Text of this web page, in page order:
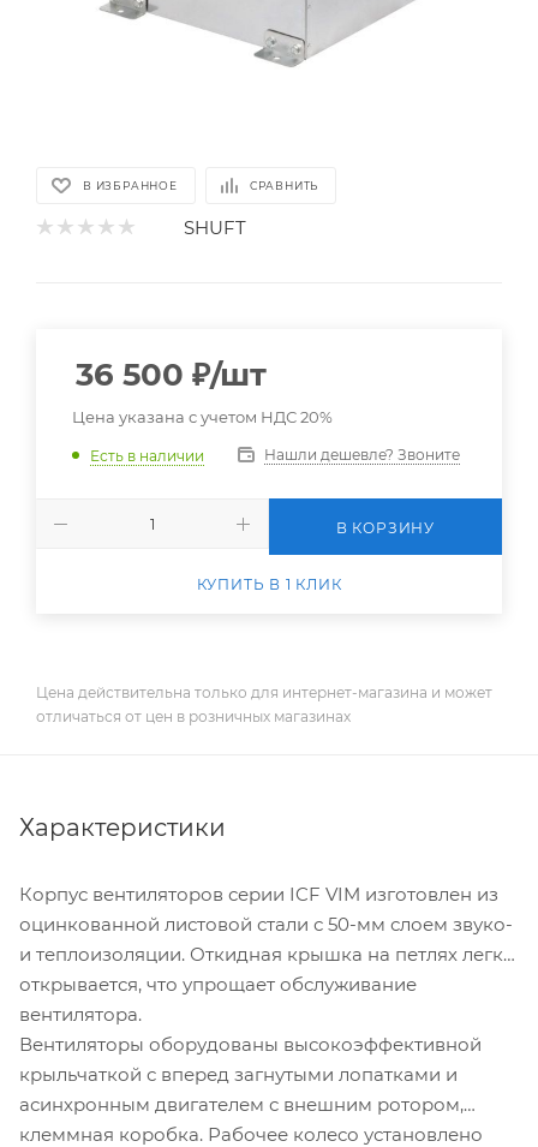
В ИЗБРАННОЕ СРАВНИТЬ
SHUFT
36 500 ₽/шт
Цена указана с учетом НДС 20%
Есть в наличии Нашли дешевле? Звоните
В КОРЗИНУ
КУПИТЬ В 1 КЛИК
Цена действительна только для интернет-магазина и может
отличаться от цен в розничных магазинах
Характеристики
Корпус вентиляторов серии ICF VIM изготовлен из
оцинкованной листовой стали с 50-мм слоем звуко-
и теплоизоляции. Откидная крышка на петлях легко
открывается, что упрощает обслуживание
вентилятора.
Вентиляторы оборудованы высокоэффективной
крыльчаткой с вперед загнутыми лопатками и
асинхронным двигателем с внешним ротором,
клеммная коробка. Рабочее колесо установлено